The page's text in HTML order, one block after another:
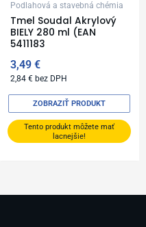
Podlahová a stavebná chémia
Tmel Soudal Akrylový
BIELY 280 ml (EAN
5411183
3,49€
2,84€ bez DPH
Tento produkt môžete mať
lacnejšie!
ZOBRAZIŤ PRODUKT